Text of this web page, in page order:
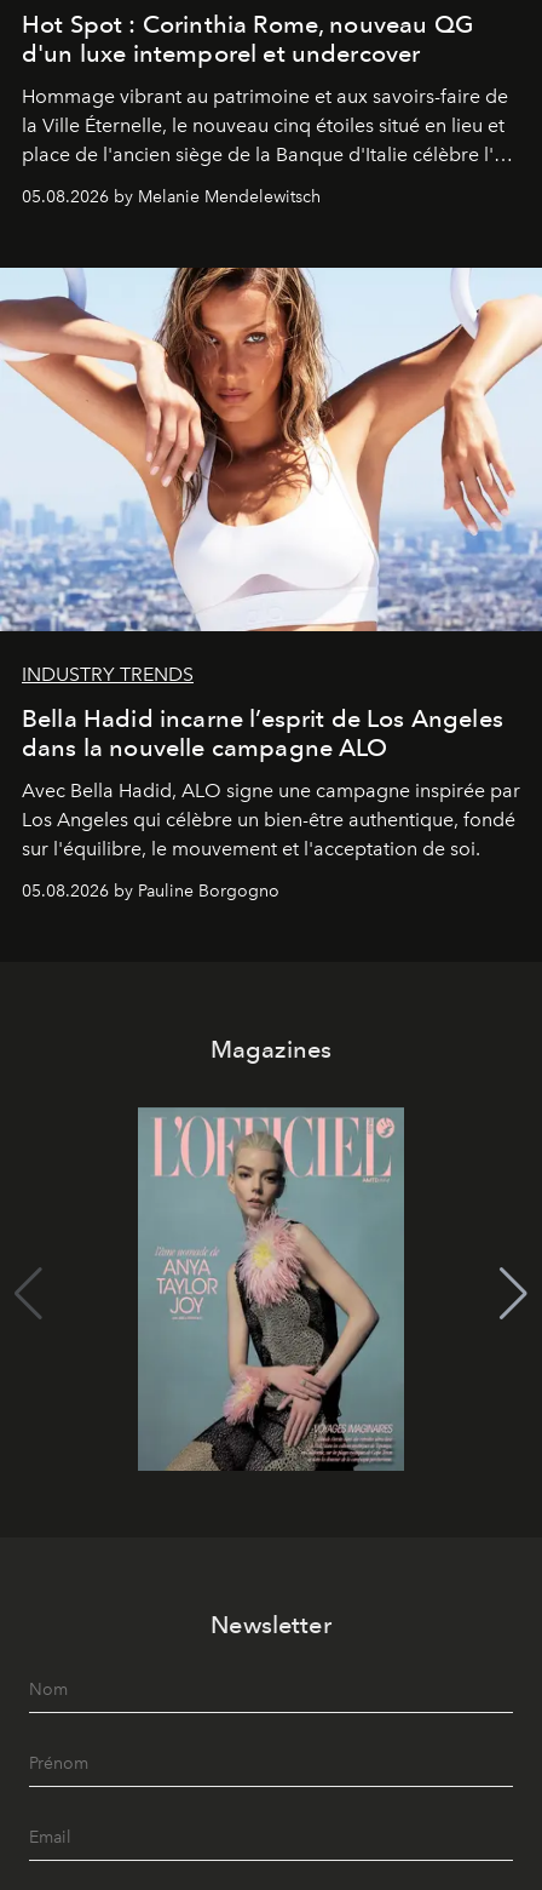
Hot Spot : Corinthia Rome, nouveau QG
d'un luxe intemporel et undercover
Hommage vibrant au patrimoine et aux savoirs-faire de
la Ville Éternelle, le nouveau cinq étoiles situé en lieu et
place de l'ancien siège de la Banque d'Italie célèbre l'art
de vivre Romain dans toute son élégance intemporelle.
05.08.2026 by Melanie Mendelewitsch
INDUSTRY TRENDS
Bella Hadid incarne l’esprit de Los Angeles
dans la nouvelle campagne ALO
Avec Bella Hadid, ALO signe une campagne inspirée par
Los Angeles qui célèbre un bien-être authentique, fondé
sur l'équilibre, le mouvement et l'acceptation de soi.
05.08.2026 by Pauline Borgogno
Magazines
Newsletter